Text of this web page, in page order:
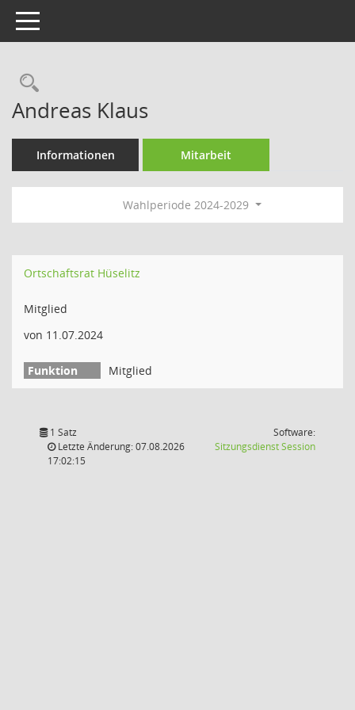
Toggle navigation
Rechercheauswahl
Andreas Klaus
Informationen Mitarbeit
Wahlperiode 2024-2029
Ortschaftsrat Hüselitz
Mitglied
von 11.07.2024
Mitglied
1 Satz
Letzte Änderung: 07.08.2026
17:02:15
Software:
SitzungsdienstSession(Wird in